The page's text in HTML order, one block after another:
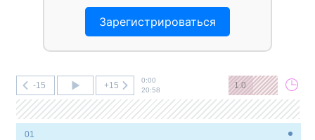
Зарегистрироваться
-15 +15
0:00
20:58
1.0
01